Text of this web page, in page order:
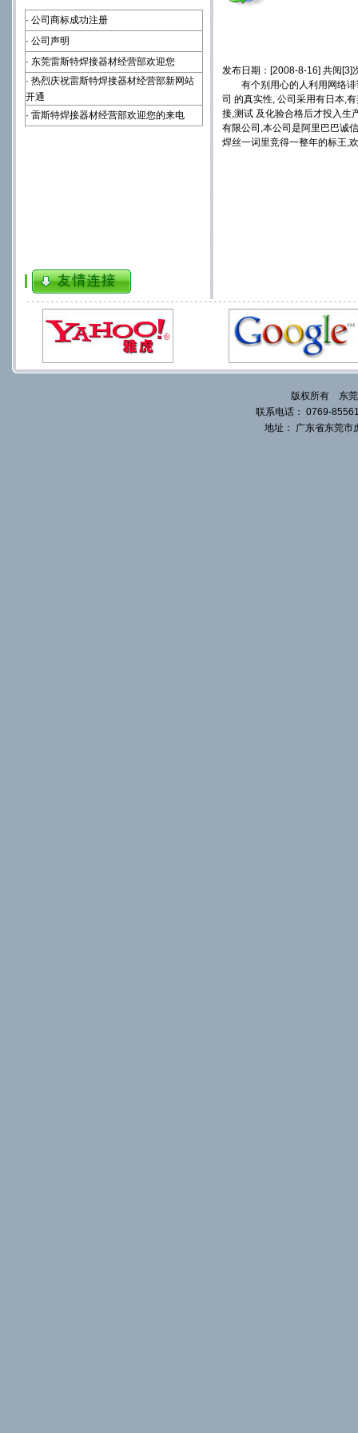
· 公司商标成功注册
· 公司声明
· 东莞雷斯特焊接器材经营部欢迎您
· 热烈庆祝雷斯特焊接器材经营部新网站
开通
· 雷斯特焊接器材经营部欢迎您的来电
发布日期：[2008-8-16] 共阅[3]
有个别用心的人利用网络诽
司 的真实性, 公司采用有日本,
接,测试 及化验合格后才投入
有限公司,本公司是阿里巴巴诚
焊丝一词里竞得一整年的标王,
版权所有 东莞
联系电话： 0769-
地址： 广东省东莞市